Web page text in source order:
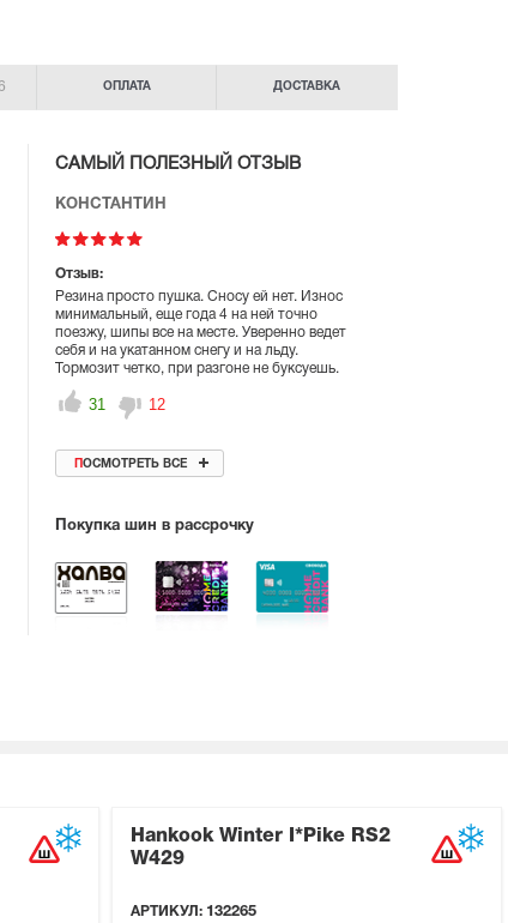
ОПЛАТА ДОСТАВКА
САМЫЙ ПОЛЕЗНЫЙ ОТЗЫВ
КОНСТАНТИН
Отзыв:
Резина просто пушка. Сносу ей нет. Износ
минимальный, еще года 4 на ней точно
поезжу, шипы все на месте. Уверенно ведет
себя и на укатанном снегу и на льду.
Тормозит четко, при разгоне не буксуешь.
31 12
ПОСМОТРЕТЬ ВСЕ
Покупка шин в рассрочку
Hankook Winter I*Pike RS2
W429
АРТИКУЛ: 132265